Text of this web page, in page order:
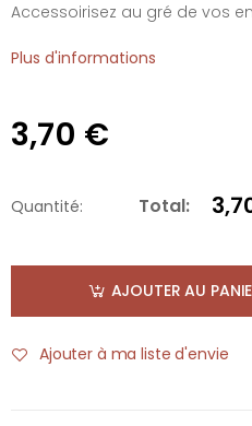
Accessoirisez au gré de vos
Plus d'informations
3,70 €
Quantité: Total:
AJOUTER AU
Ajouter à ma liste d'envie